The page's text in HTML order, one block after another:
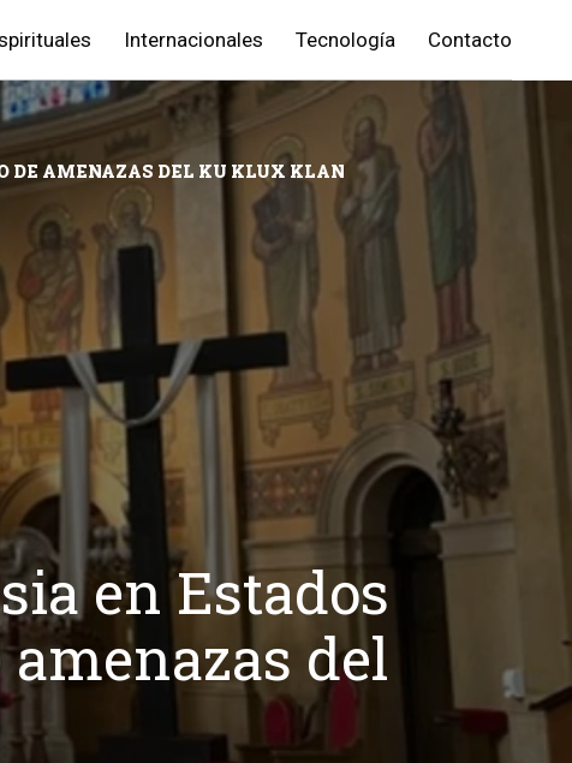
Internacionales Tecnología Contacto
DE AMENAZAS DEL KU KLUX KLAN
en Estados
del